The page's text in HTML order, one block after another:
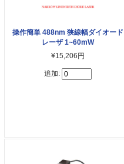
操作簡単 488nm 狭線幅ダイオード
レーザ 1~60mW
¥15,206円
追加: